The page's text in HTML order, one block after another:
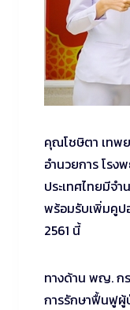
คุณโชษิตา เทพ
อำนวยการ โรง
ประเทศไทยมีจ
พร้อมรับเพิ่มคูป
2561 นี้
ทางด้าน พญ. ก
การรักษาฟื้นฟูผู้